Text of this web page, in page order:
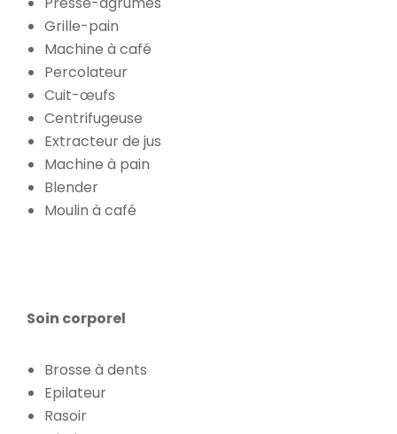
Grille-pain
Machine à café
Percolateur
Cuit-œufs
Centrifugeuse
Extracteur de jus
Machine à pain
Blender
Moulin à café
Soin corporel
Brosse à dents
Epilateur
Rasoir